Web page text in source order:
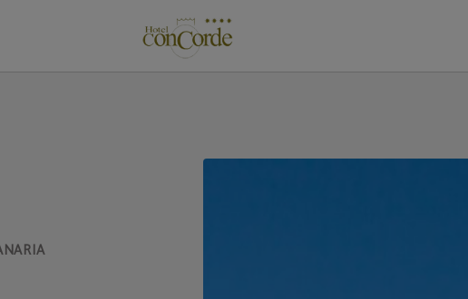
Palmas de Gran Canaria. Web Oficial.